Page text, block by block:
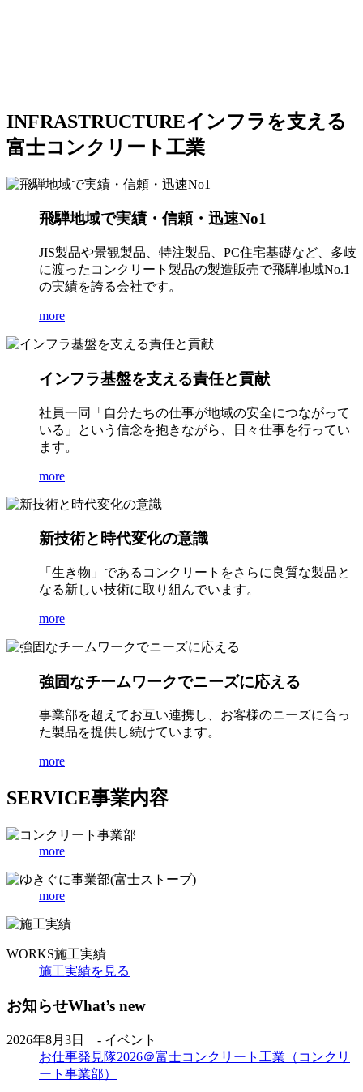
INFRASTRUCTUREインフラを支える
富士コンクリート工業
飛騨地域で実績・信頼・迅速No1
JIS製品や景観製品、特注製品、PC住宅基礎など、多岐
に渡ったコンクリート製品の製造販売で飛騨地域No.1
の実績を誇る会社です。
more
インフラ基盤を支える責任と貢献
社員一同「自分たちの仕事が地域の安全につながって
いる」という信念を抱きながら、日々仕事を行ってい
ます。
more
新技術と時代変化の意識
「生き物」であるコンクリートをさらに良質な製品と
なる新しい技術に取り組んでいます。
more
強固なチームワークでニーズに応える
事業部を超えてお互い連携し、お客様のニーズに合っ
た製品を提供し続けています。
more
SERVICE事業内容
more
more
WORKS施工実績
施工実績を見る
お知らせWhat’s new
2026年8月3日 - イベント
お仕事発見隊2026＠富士コンクリート工業（コンクリ
ート事業部）